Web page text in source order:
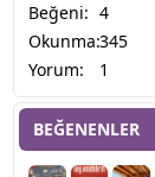
Beğeni: 4
Okunma:345
Yorum:
1
BEĞENENLER